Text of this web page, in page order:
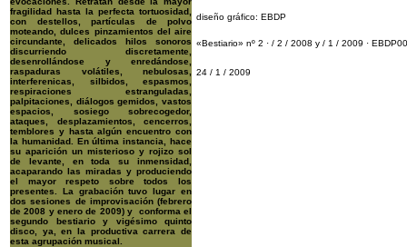
fragilidad hasta la perfecta tortuosidad,
con destellos, partículas de polvo
moteando, dulces pinzamientos del aire
circundante, delicados hilos sonoros
discurriendo discretamente,
desenrollándose y enredándose,
raspaduras volátiles, nebulosas,
interferenicas, silbidos, espasmos,
respiraciones estranguladas,
palpitaciones, diálogos gemidos, vastos
espacios, sosiego sobrecogedor,
ataques, desplazamientos, cencerros,
temblores y hasta algún encuentro con
la humanidad. En última instancia, hace
su aparición un misterioso y rojizo sol
de levante, en toda su inmensidad,
acaparando las miradas y produciendo
el mayor respeto sobre todos los
presentes. La grabación tuvo lugar en
dos sesiones de improvisación (febrero
de 2008 y enero de 2009) y conforma el
segundo bestiario y vigésimo quinto
disco, ya, en la productiva carrera de
esta agrupación musical.
diseño gráfico: EBDP
«Bestiario» nº 2 · / 2 / 2008 y / 1 / 2009 ·
24 / 1 / 2009